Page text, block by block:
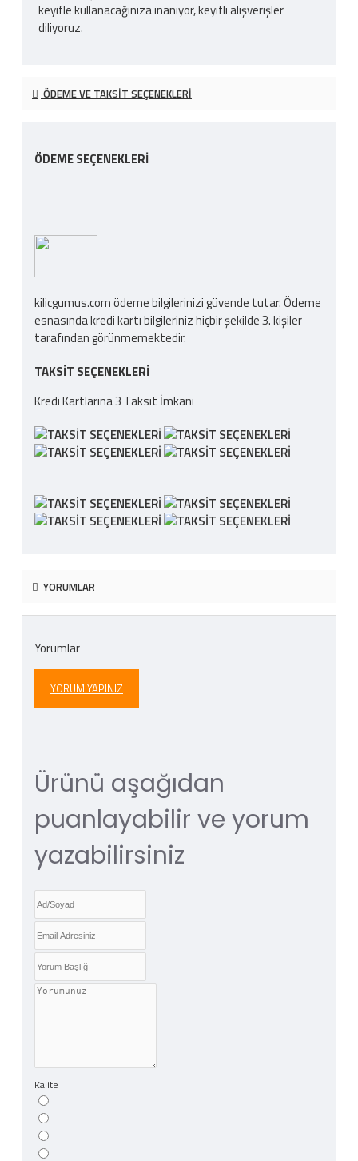
keyifle kullanacağınıza inanıyor, keyifli alışverişler
diliyoruz.
ÖDEME VE TAKSIT SEÇENEKLERI
ÖDEME SEÇENEKLERI
kilicgumus.com ödeme bilgilerinizi güvende tutar. Ödeme
esnasında kredi kartı bilgileriniz hiçbir şekilde 3. kişiler
tarafından görünmemektedir.
TAKSIT SEÇENEKLERI
Kredi Kartlarına 3 Taksit İmkanı
YORUMLAR
Yorumlar
YORUM YAPINIZ
Ürünü aşağıdan
puanlayabilir ve yorum
yazabilirsiniz
Kalite